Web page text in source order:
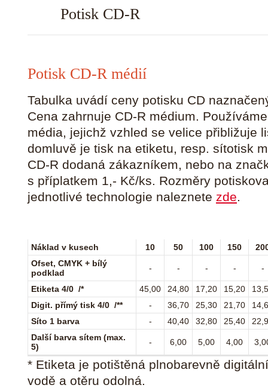
Potisk CD-R
Potisk CD-R médií
Tabulka uvádí ceny potisku CD
Cena zahrnuje CD-R médium.
média, jejichž vzhled se velice přibližuje
domluvě je tisk na etiketu, resp. sítotisk
CD-R dodaná zákazníkem, nebo na
s příplatkem 1,- Kč/ks. Rozměry
jednotlivé technologie naleznete zde.
Náklad v kusech 10 50 100 150
Ofset, CMYK + bílý
podklad
- - - - -
Etiketa 4/0 /* 45,00 24,80 17,20 15,20
Digit. přímý tisk 4/0 /**
- 36,70 25,30 21,70
Síto 1 barva
- 40,40 32,80 25,40
Další barva sítem (max.
5)
- 6,00 5,00 4,00
* Etiketa je potištěná plnobarevně
vodě a otěru odolná.